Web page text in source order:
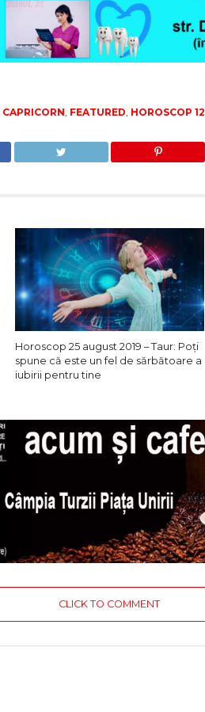
CAPRICORN, FEATURED, HOROSCOP
Horoscop 25 august 2019 – Taur: Poți
spune că este un fel de sărbătoare a
iubirii pentru tine
CLICK TO COMMENT